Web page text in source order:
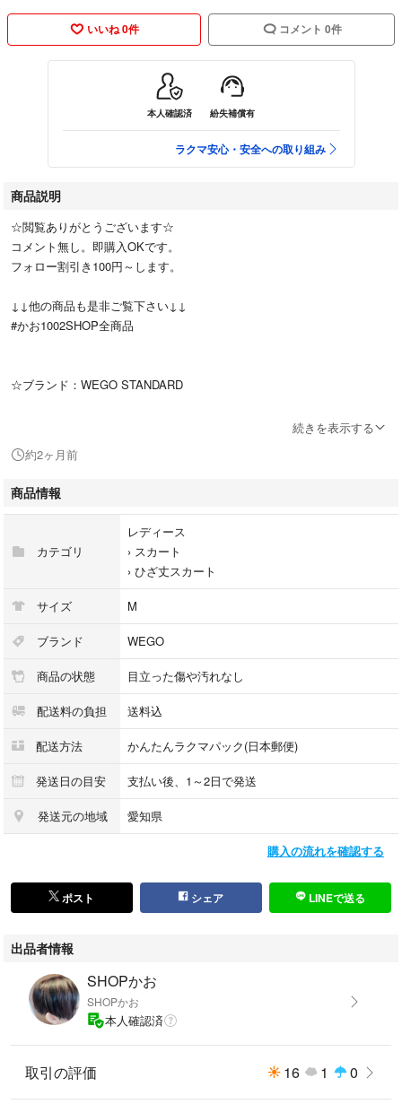
いいね 0件 コメント 0件
本人確認済 紛失補償有
ラクマ安心・安全への取り組み
商品説明
☆閲覧ありがとうございます☆
コメント無し。即購入OKです。
フォロー割引き100円～します。
↓↓他の商品も是非ご覧下さい↓↓
#かお1002SHOP全商品
☆ブランド：WEGO STANDARD
☆サイズ：M
【平置き寸法】
└総丈 ：約40
※若干の誤差はあるかもしれませんがご理解願います。
・クリーンなホワイトの生地に、あえて力強いブラックのステッチを効か
せることで、全体のシルエットをグラフィカルに引き締めています。この
ラインがあるおかげで、白特有の膨張感を抑え、驚くほどシャープな印象
を与えてくれるんです
・腰位置を高く設定することで、脚長効果を最大限に引き出します。フロ
ントのジップラインと縦のステッチが強調されるため、視線が自然と上下
に流れ、すらりとしたボディラインを演出してくれます
・短すぎず、かといって子供っぽくならない、大人の女性がヘルシーに脚
見せを楽しめる着丈です。台形に近いミニマルなシルエットなので、ヒッ
プラインを拾いすぎず、程よい「ゆとり」が華奢見えの秘密です
・黒のクロップド丈スウェットや、オーバーサイズのロンTを合わせてみ
てください。足元はボリュームのあるサイドゴアブーツで重さを出すと、
い致します。
(こちらの不備などによる場合は返品対応を致します。）
☆保管上または梱包でのシワはご容赦下さい。
いませ。 また、特に状態に敏感な方のご購入はお控え下さい。
続きを表示する
約2ヶ月前
商品情報
カテゴリ
レディース
› スカート
› ひざ丈スカート
サイズ M
ブランド WEGO
商品の状態 目立った傷や汚れなし
配送料の負担 送料込
配送方法 かんたんラクマパック(日本郵便)
発送日の目安 支払い後、1～2日で発送
発送元の地域 愛知県
購入の流れを確認する
ポスト シェア LINEで送る
出品者情報
SHOPかお
SHOPかお
本人確認済
取引の評価 16 1 0